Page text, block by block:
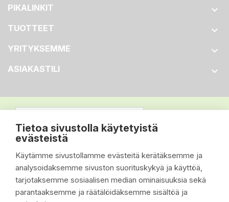
Tietoa sivustolla käytetyistä
evästeistä
Käytämme sivustollamme evästeitä kerätäksemme ja
analysoidaksemme sivuston suorituskykyä ja käyttöä,
tarjotaksemme sosiaalisen median ominaisuuksia sekä
parantaaksemme ja räätälöidäksemme sisältöä ja
PIKALINKIT 
TUOTTEET 
YRITYKSEMME 
ASIAKASTILI 